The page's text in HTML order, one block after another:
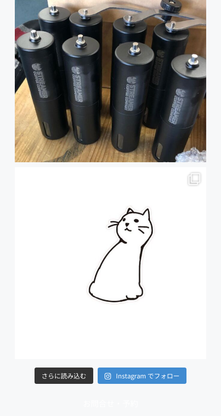
さらに読み込む Instagram でフォロー